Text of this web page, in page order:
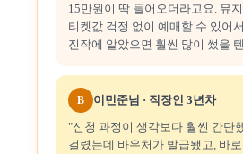
15만원이 딱 들어오더라고요. 뮤
티켓값 걱정 없이 예매할 수 있어
진작에 알았으면 훨씬 많이 썼을
B 이민준님 · 직장인 3년차
"신청 과정이 생각보다 훨씬 간단
걸렸는데 바우처가 발급됐고, 바